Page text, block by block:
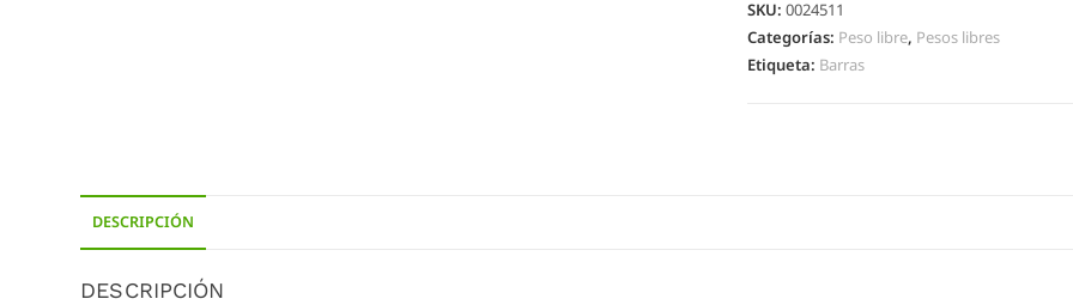
SKU: 0024511
Categorías: Peso libre, Pesos libres
Etiqueta: Barras
DESCRIPCIÓN
DESCRIPCIÓN